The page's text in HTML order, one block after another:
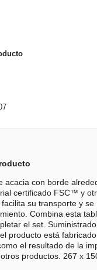
acacia con borde
certificado FSC™ y
su transporte y
Combina esta
el set.
producto está
el resultado de la
productos. 267 x